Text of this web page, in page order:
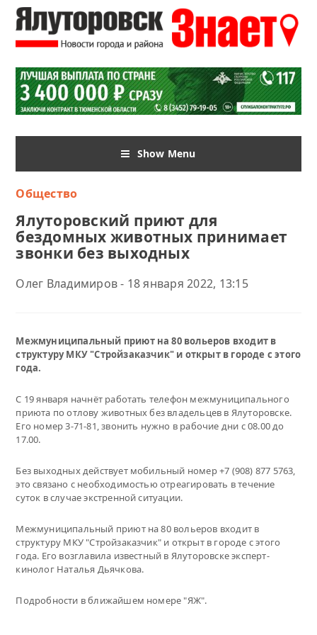
Show Menu
Общество
Ялуторовский приют для
бездомных животных принимает
звонки без выходных
Олег Владимиров - 18 января 2022, 13:15
Межмуниципальный приют на 80 вольеров входит в
структуру МКУ "Стройзаказчик" и открыт в городе с этого
года.
С 19 января начнёт работать телефон межмуниципального
приюта по отлову животных без владельцев в Ялуторовске.
Его номер 3-71-81, звонить нужно в рабочие дни с 08.00 до
17.00.
Без выходных действует мобильный номер +7 (908) 877 5763,
это связано с необходимостью отреагировать в течение
суток в случае экстренной ситуации.
Межмуниципальный приют на 80 вольеров входит в
структуру МКУ "Стройзаказчик" и открыт в городе с этого
года. Его возглавила известный в Ялуторовске эксперт-
кинолог Наталья Дьячкова.
Подробности в ближайшем номере "ЯЖ".